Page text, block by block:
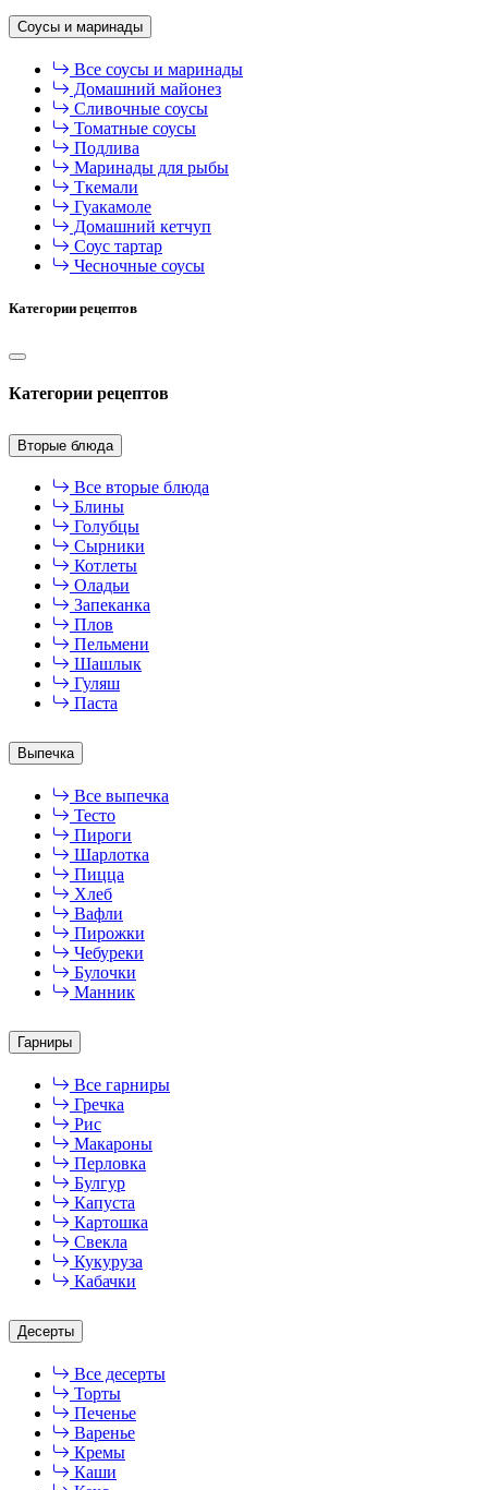
Соусы и маринады
Все соусы и маринады
Домашний майонез
Сливочные соусы
Томатные соусы
Подлива
Маринады для рыбы
Ткемали
Гуакамоле
Домашний кетчуп
Соус тартар
Чесночные соусы
Категории рецептов
Категории рецептов
Вторые блюда
Все вторые блюда
Блины
Голубцы
Сырники
Котлеты
Оладьи
Запеканка
Плов
Пельмени
Шашлык
Гуляш
Паста
Выпечка
Все выпечка
Тесто
Пироги
Шарлотка
Пицца
Хлеб
Вафли
Пирожки
Чебуреки
Булочки
Манник
Гарниры
Все гарниры
Гречка
Рис
Макароны
Перловка
Булгур
Капуста
Картошка
Свекла
Кукуруза
Кабачки
Десерты
Все десерты
Торты
Печенье
Варенье
Кремы
Каши